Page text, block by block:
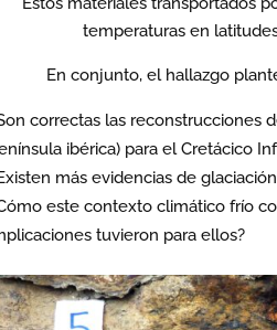
temperaturas en
En conjunto, el hallazgo
correctas las reconstrucciones
ibérica) para el Cretácico
más evidencias de
este contexto climático frío
tuvieron para ellos?